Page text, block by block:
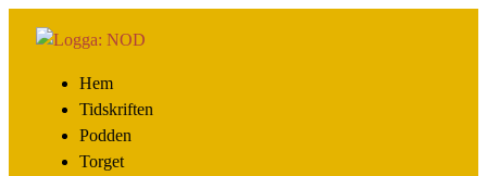
Hem
Tidskriften
Podden
Torget